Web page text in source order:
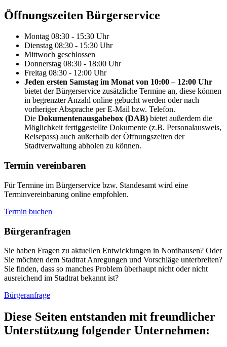
Öffnungs­zeiten Bürgerservice
Montag 08:30 - 15:30 Uhr
Dienstag 08:30 - 15:30 Uhr
Mittwoch geschlossen
Donnerstag 08:30 - 18:00 Uhr
Freitag 08:30 - 12:00 Uhr
Jeden ersten Samstag im Monat von 10:00 – 12:00 Uhr
bietet der Bürgerservice zusätzliche Termine an, diese können
in begrenzter Anzahl online gebucht werden oder nach
vorheriger Absprache per E-Mail bzw. Telefon.
Die Dokumentenausgabebox (DAB) bietet außerdem die
Möglichkeit fertiggestellte Dokumente (z.B. Personalausweis,
Reisepass) auch außerhalb der Öffnungszeiten der
Stadtverwaltung abholen zu können.
Termin vereinbaren
Für Termine im Bürgerservice bzw. Standesamt wird eine
Terminvereinbarung online empfohlen.
Termin buchen
Bürger­anfragen
Sie haben Fragen zu aktuellen Entwicklungen in Nordhausen? Oder
Sie möchten dem Stadtrat Anregungen und Vorschläge unterbreiten?
Sie finden, dass so manches Problem überhaupt nicht oder nicht
ausreichend im Stadtrat bekannt ist?
Bürgeranfrage
Diese Seiten entstanden mit freundlicher
Unterstützung folgender Unternehmen: